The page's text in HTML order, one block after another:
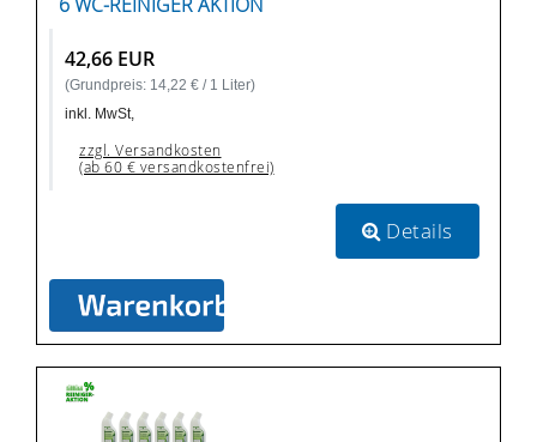
42,66 EUR
(Grundpreis: 14,22 € / 1 Liter)
inkl. MwSt,
zzgl. Versandkosten
(ab 60 € versandkostenfrei)
Details